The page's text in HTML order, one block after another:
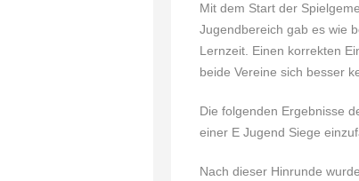
Mit dem Start der
Jugendbereich gab es wie
Lernzeit. Einen korrekten
beide Vereine sich besser
Die folgenden Ergebnisse
einer E Jugend Siege
Nach dieser Hinrunde